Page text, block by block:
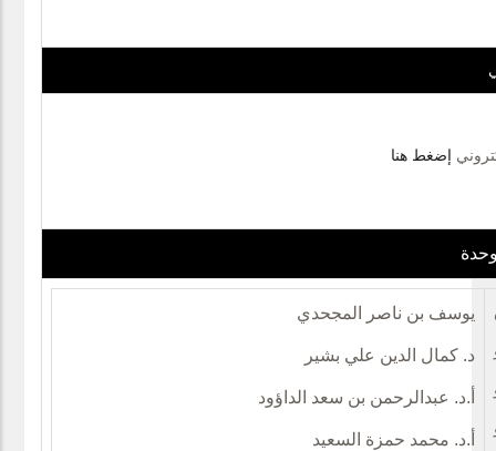
يوسف بن ناصر المجحدي
د. كمال الدين علي بشير
أ.د. عبدالرحمن بن سعد الداؤود
أ.د. محمد حمزة السعيد